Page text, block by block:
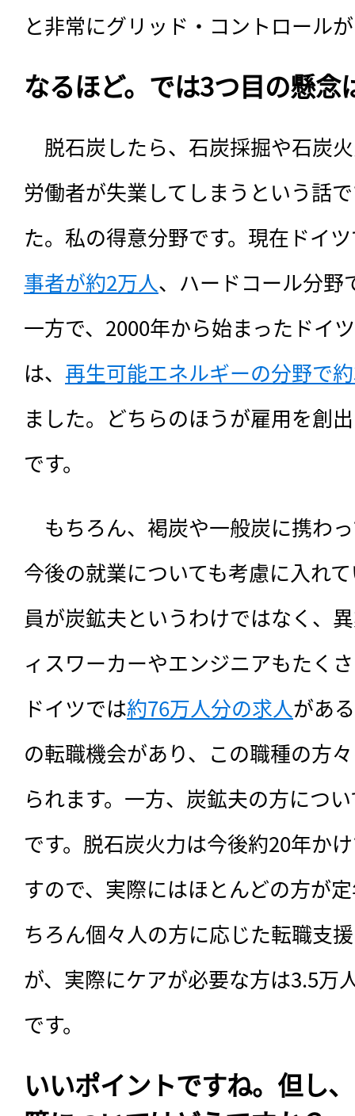
と非常にグリッド・コントロール
なるほど。では3つ目の懸念
脱石炭したら、石炭採掘や石炭
労働者が失業してしまうという話
た。私の得意分野です。現在ドイ
事者が約2万人、ハードコール分野
一方で、2000年から始まったドイ
は、 再生可能エネルギーの分野で
ました。どちらのほうが雇用を創
です。
もちろん、褐炭や一般炭に携わ
今後の就業についても考慮に入れ
員が炭鉱夫というわけではなく、
ィスワーカーやエンジニアもたく
ドイツでは約76万人分の求人があ
の転職機会があり、この職種の方
られます。一方、炭鉱夫の方につ
です。脱石炭火力は今後約20年か
すので、実際にはほとんどの方が
ちろん個々人の方に応じた転職支
が、実際にケアが必要な方は3.5万
です。
いいポイントですね。但し